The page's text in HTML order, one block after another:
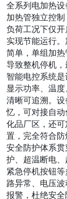
全系列电加热
加热管独立控
负荷工况下仅
实现节能运行
简单，单组加
导致整机停机，
智能电控系统
显示功率、温
清晰可追溯。
忆，可对接自
化品厂区，还
置，完全符合防
安全防护体系
护、超温断电、
紧急停机按钮
路异常、电压
报警，杜绝安